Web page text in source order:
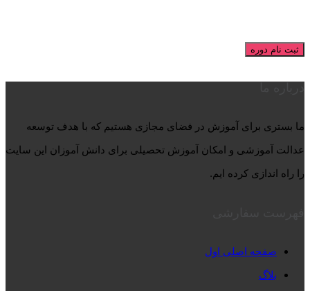
ثبت نام دوره
ما بستری برای آموزش در فضای مجازی هستیم که با هدف توسعه
عدالت آموزشی و امکان آموزش تحصیلی برای دانش آموزان این سایت
را راه اندازی کرده ایم.
صفحه اصلی اول
بلاگ